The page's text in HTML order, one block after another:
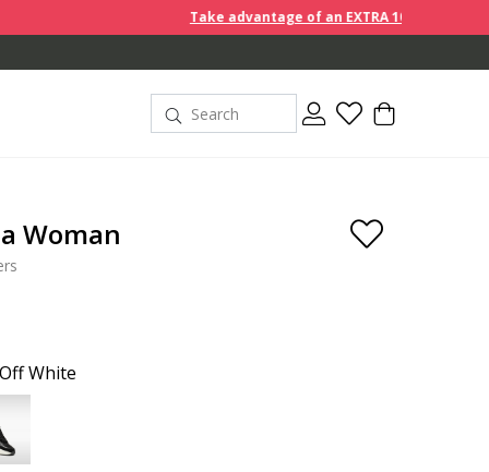
Take advantage of an EXTRA 10% off discount prices
Woman
White